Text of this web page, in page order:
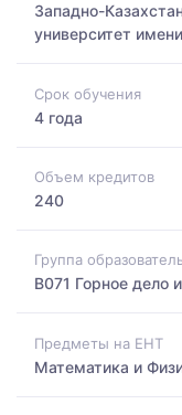
Западно-
университет
Срок обучения
4 года
Объем кредитов
240
Группа
B071 Горное дело
Предметы на ЕНТ
Математика и